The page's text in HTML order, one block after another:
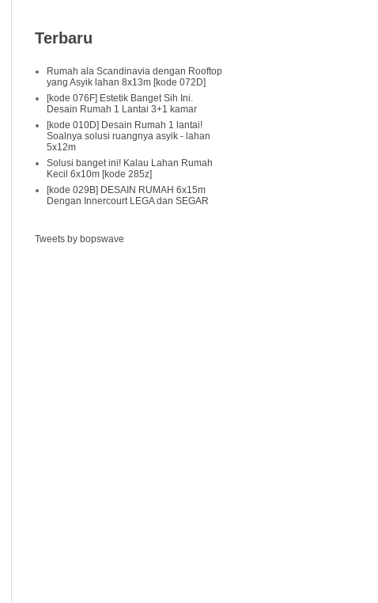
Terbaru
Rumah ala Scandinavia dengan Rooftop
yang Asyik lahan 8x13m [kode 072D]
[kode 076F] Estetik Banget Sih Ini.
Desain Rumah 1 Lantai 3+1 kamar
[kode 010D] Desain Rumah 1 lantai!
Soalnya solusi ruangnya asyik - lahan
5x12m
Solusi banget ini! Kalau Lahan Rumah
Kecil 6x10m [kode 285z]
[kode 029B] DESAIN RUMAH 6x15m
Dengan Innercourt LEGA dan SEGAR
Tweets by bopswave